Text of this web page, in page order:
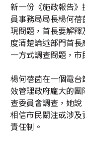
新一份《施政報告
員事務局局長楊何
現問題，首長要解
度清楚論述部門首
一方式調查問題，市
楊何蓓茵在一個電
效管理政府龐大的
查委員會調查，她
相信市民關注或涉
責任制。